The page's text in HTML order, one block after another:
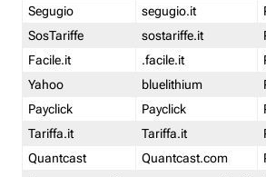
Segugio
segugio.it
SosTariffe
sostariffe.it
Facile.it
.facile.it
Yahoo
bluelithium
Payclick
Payclick
Tariffa.it
Tariffa.it
Quantcast
Quantcast.com